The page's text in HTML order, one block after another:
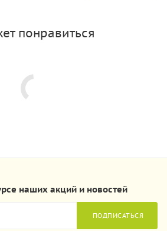
понравиться
наших акций и новостей
ПОДПИСАТЬСЯ